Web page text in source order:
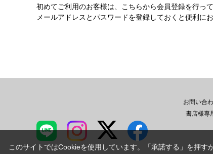
初めてご利用のお客様は、こちらから会員登録を行って
メールアドレスとパスワードを登録しておくと便利に
お問い合
書店様専
このサイトではCookieを使用しています。「承諾する」を押す